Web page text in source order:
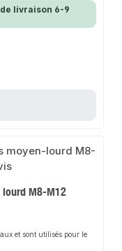
livraison 6-9
lourd M8-M12
et sont utilisés pour le